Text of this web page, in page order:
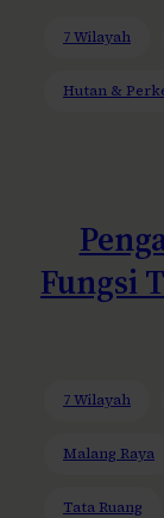
7 Wilayah
Hutan &
Fungsi
7 Wilayah
Malang Raya
Tata Ruang